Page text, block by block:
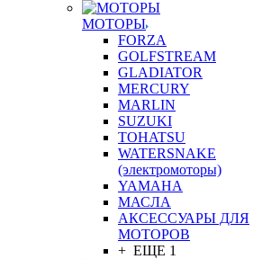
МОТОРЫ
FORZA
GOLFSTREAM
GLADIATOR
MERCURY
MARLIN
SUZUKI
TOHATSU
WATERSNAKE
(электромоторы)
YAMAHA
МАСЛА
АКСЕССУАРЫ ДЛЯ
МОТОРОВ
+ ЕЩЕ 1